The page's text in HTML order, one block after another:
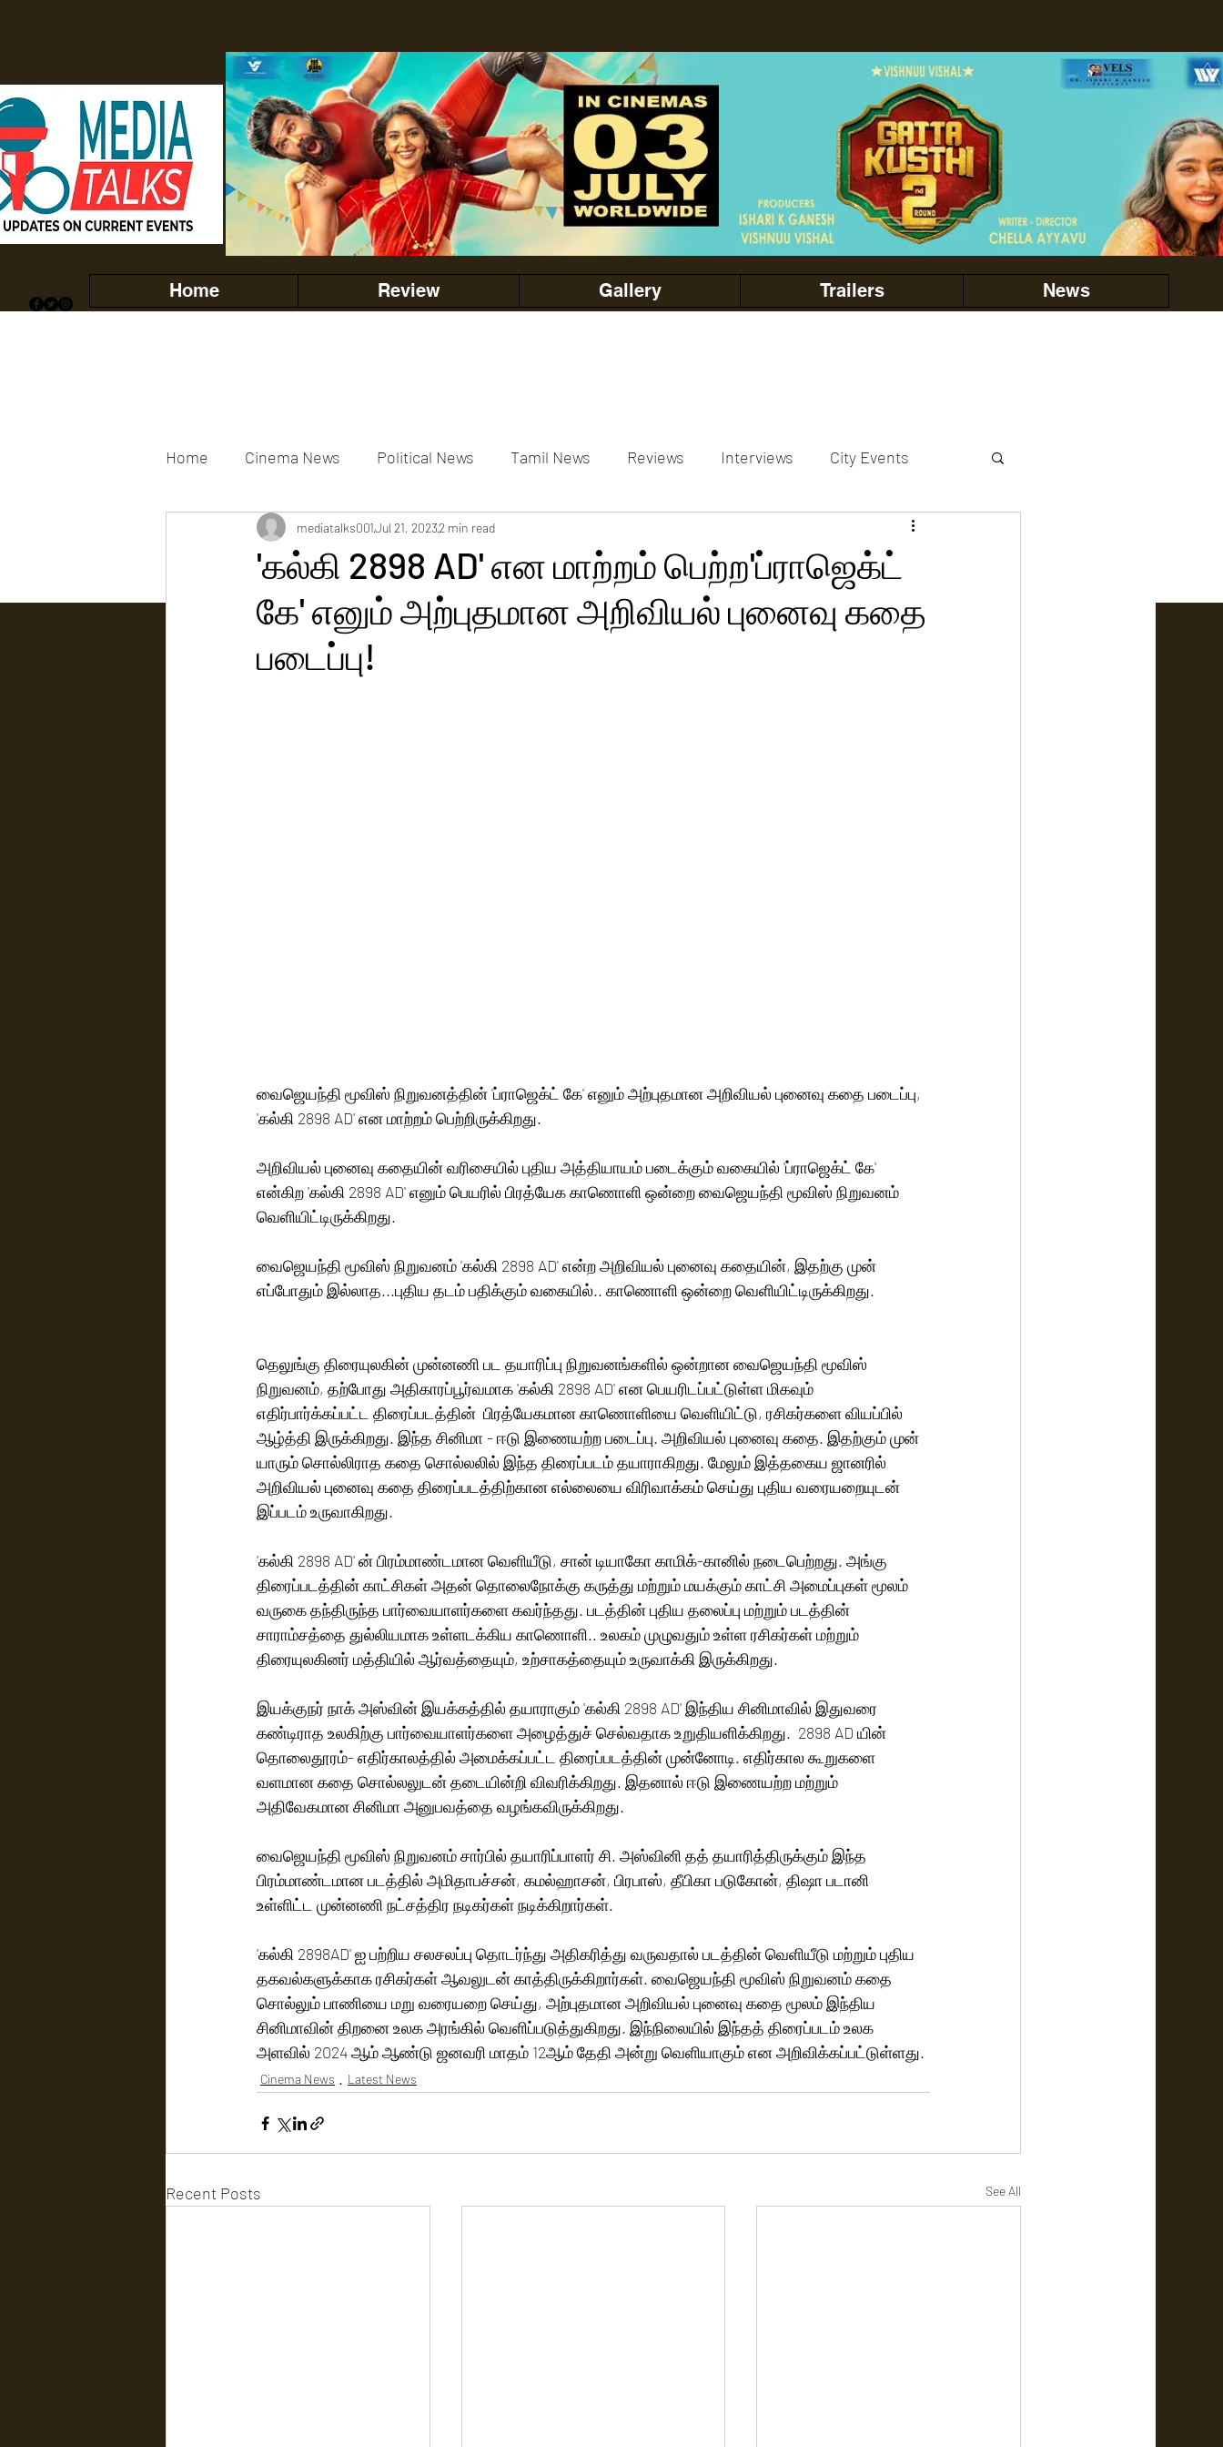
Home Review Gallery Trailers News
Home Cinema News Political News Tamil News Reviews Interviews City Events
Movies Gallery Actress Gallery Events Gallery actors gallery
Tv news
'கல்கி 2898 AD' என மாற்றம் பெற்ற'ப்ராஜெக்ட்
கே' எனும் அற்புதமான அறிவியல் புனைவு கதை
படைப்பு!
mediatalks001Jul 21, 20232 min read
வைஜெயந்தி மூவிஸ் நிறுவனத்தின் 'ப்ராஜெக்ட் கே' எனும் அற்புதமான அறிவியல் புனைவு கதை படைப்பு,
'கல்கி 2898 AD' என மாற்றம் பெற்றிருக்கிறது.
அறிவியல் புனைவு கதையின் வரிசையில் புதிய அத்தியாயம் படைக்கும் வகையில் 'ப்ராஜெக்ட் கே'
என்கிற 'கல்கி 2898 AD' எனும் பெயரில் பிரத்யேக காணொளி ஒன்றை வைஜெயந்தி மூவிஸ் நிறுவனம்
வெளியிட்டிருக்கிறது.
வைஜெயந்தி மூவிஸ் நிறுவனம் 'கல்கி 2898 AD' என்ற அறிவியல் புனைவு கதையின், இதற்கு முன்
எப்போதும் இல்லாத...புதிய தடம் பதிக்கும் வகையில்.. காணொளி ஒன்றை வெளியிட்டிருக்கிறது.
தெலுங்கு திரையுலகின் முன்னணி பட தயாரிப்பு நிறுவனங்களில் ஒன்றான வைஜெயந்தி மூவிஸ்
நிறுவனம், தற்போது அதிகாரப்பூர்வமாக 'கல்கி 2898 AD' என பெயரிடப்பட்டுள்ள மிகவும்
எதிர்பார்க்கப்பட்ட திரைப்படத்தின்  பிரத்யேகமான காணொளியை வெளியிட்டு, ரசிகர்களை வியப்பில்
ஆழ்த்தி இருக்கிறது. இந்த சினிமா - ஈடு இணையற்ற படைப்பு. அறிவியல் புனைவு கதை. இதற்கும் முன்
யாரும் சொல்லிராத கதை சொல்லலில் இந்த திரைப்படம் தயாராகிறது. மேலும் இத்தகைய ஜானரில்
அறிவியல் புனைவு கதை திரைப்படத்திற்கான எல்லையை விரிவாக்கம் செய்து புதிய வரையறையுடன்
இப்படம் உருவாகிறது.
'கல்கி 2898 AD' ன் பிரம்மாண்டமான வெளியீடு, சான் டியாகோ காமிக்-கானில் நடைபெற்றது. அங்கு
திரைப்படத்தின் காட்சிகள் அதன் தொலைநோக்கு கருத்து மற்றும் மயக்கும் காட்சி அமைப்புகள் மூலம்
வருகை தந்திருந்த பார்வையாளர்களை கவர்ந்தது. படத்தின் புதிய தலைப்பு மற்றும் படத்தின்
சாராம்சத்தை துல்லியமாக உள்ளடக்கிய காணொளி.. உலகம் முழுவதும் உள்ள ரசிகர்கள் மற்றும்
திரையுலகினர் மத்தியில் ஆர்வத்தையும், உற்சாகத்தையும் உருவாக்கி இருக்கிறது.
இயக்குநர் நாக் அஸ்வின் இயக்கத்தில் தயாராகும் 'கல்கி 2898 AD' இந்திய சினிமாவில் இதுவரை
கண்டிராத உலகிற்கு பார்வையாளர்களை அழைத்துச் செல்வதாக உறுதியளிக்கிறது.  2898 AD யின்
தொலைதூரம்- எதிர்காலத்தில் அமைக்கப்பட்ட திரைப்படத்தின் முன்னோடி. எதிர்கால கூறுகளை
வளமான கதை சொல்லலுடன் தடையின்றி விவரிக்கிறது. இதனால் ஈடு இணையற்ற மற்றும்
அதிவேகமான சினிமா அனுபவத்தை வழங்கவிருக்கிறது.
வைஜெயந்தி மூவிஸ் நிறுவனம் சார்பில் தயாரிப்பாளர் சி. அஸ்வினி தத் தயாரித்திருக்கும் இந்த
பிரம்மாண்டமான படத்தில் அமிதாபச்சன், கமல்ஹாசன், பிரபாஸ், தீபிகா படுகோன், திஷா படானி
உள்ளிட்ட முன்னணி நட்சத்திர நடிகர்கள் நடிக்கிறார்கள்.
'கல்கி 2898AD' ஐ பற்றிய சலசலப்பு தொடர்ந்து அதிகரித்து வருவதால் படத்தின் வெளியீடு மற்றும் புதிய
தகவல்களுக்காக ரசிகர்கள் ஆவலுடன் காத்திருக்கிறார்கள். வைஜெயந்தி மூவிஸ் நிறுவனம் கதை
சொல்லும் பாணியை மறு வரையறை செய்து, அற்புதமான அறிவியல் புனைவு கதை மூலம் இந்திய
சினிமாவின் திறனை உலக அரங்கில் வெளிப்படுத்துகிறது. இந்நிலையில் இந்தத் திரைப்படம் உலக
அளவில் 2024 ஆம் ஆண்டு ஜனவரி மாதம் 12ஆம் தேதி அன்று வெளியாகும் என அறிவிக்கப்பட்டுள்ளது.
Cinema News Latest News
Recent Posts See All